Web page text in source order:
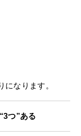
になります。
つ”ある